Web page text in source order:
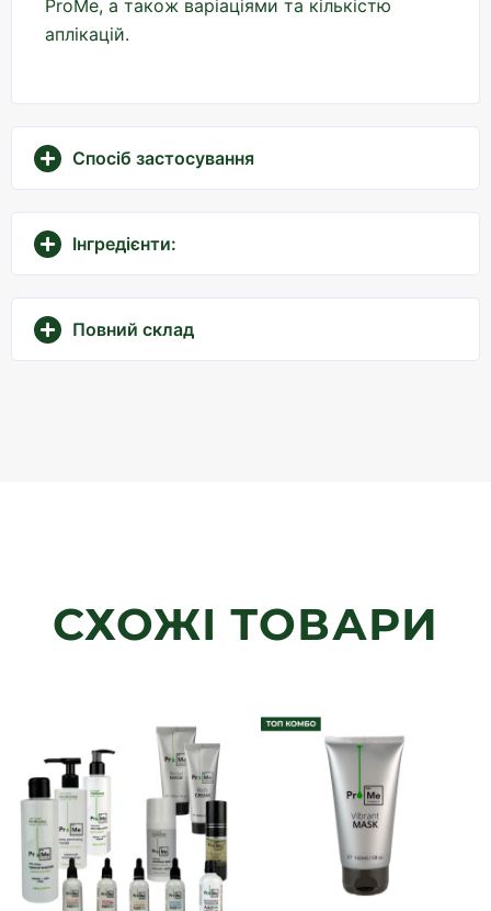
ProMe, а також варіаціями та кількістю
аплікацій.
Спосіб застосування
Інгредієнти:
Повний склад
СХОЖІ ТОВАРИ